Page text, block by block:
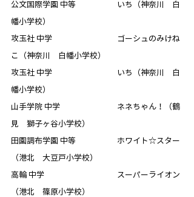
公文国際学園 中等　　　　　 いち（神奈川　白
幡小学校）
攻玉社 中学　　　　　　　　 ゴーシュのみけね
こ（神奈川　白幡小学校）
攻玉社 中学　　　　　　　　 いち（神奈川　白
幡小学校）
山手学院 中学　　　　　　　 ネネちゃん！（鶴
見　獅子ヶ谷小学校）
田園調布学園 中等　　　　　 ホワイト☆スター
（港北　大豆戸小学校）
高輪 中学　　　　　　　　　 スーパーライオン
（港北　篠原小学校）